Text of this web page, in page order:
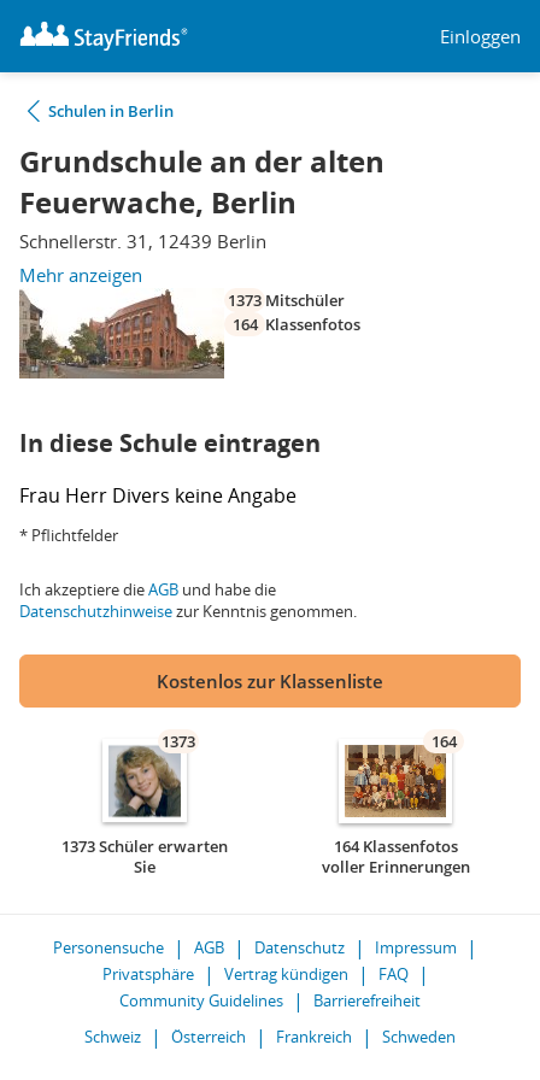
Einloggen
Schulen in Berlin
Grundschule an der alten
Feuerwache, Berlin
Schnellerstr. 31, 12439 Berlin
Mehr anzeigen
1373 Mitschüler
164 Klassenfotos
In diese Schule eintragen
Frau Herr Divers keine Angabe
* Pflichtfelder
Ich akzeptiere dieAGB und habe die
Datenschutzhinweisezur Kenntnis genommen.
Kostenlos zur Klassenliste
1373
1373 Schüler erwarten
Sie
164
164 Klassenfotos
voller Erinnerungen
Personensuche AGB Datenschutz
Impressum
Privatsphäre
Vertrag kündigen
FAQ
Community Guidelines
Barrierefreiheit
Schweiz
Österreich Frankreich Schweden